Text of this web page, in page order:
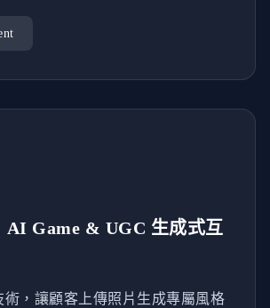
AI Game & UGC 生成式互
，讓顧客上傳照片生成專屬風格